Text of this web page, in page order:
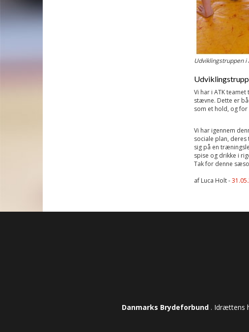
Udviklingstruppen i
Vi har i ATK
stævne. Dette er
som et hold, og
Vi har igennem
sociale plan,
sig på en
spise og drikke i
Tak for denne
af Luca Holt -
Danmarks Brydeforbund. Idrættens